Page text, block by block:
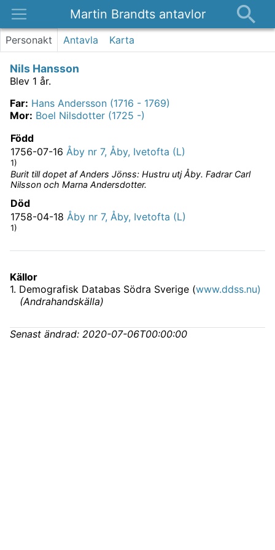
Martin Brandts antavlor
Platser
Om
Kontakt
Personakt Antavla Karta
Nils Hansson
Blev 1 år.
Far: Hans Andersson (1716 - 1769)
Mor: Boel Nilsdotter (1725 -)
Född
1756-07-16 Åby nr 7, Åby, Ivetofta (L)
1)
Burit till dopet af Anders Jönss: Hustru utj Åby. Fadrar Carl
Nilsson och Marna Andersdotter.
Död
1758-04-18 Åby nr 7, Åby, Ivetofta (L)
1)
Källor
1. Demografisk Databas Södra Sverige (www.ddss.nu)
(Andrahandskälla)
Senast ändrad: 2020-07-06T00:00:00